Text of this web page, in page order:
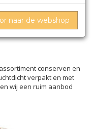
conserven en
verpakt en met
wij een ruim aanbod
naar de webshop